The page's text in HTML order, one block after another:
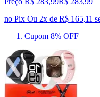
no Pix Ou 2x de R$ 165,11
Cupom 8% OFF